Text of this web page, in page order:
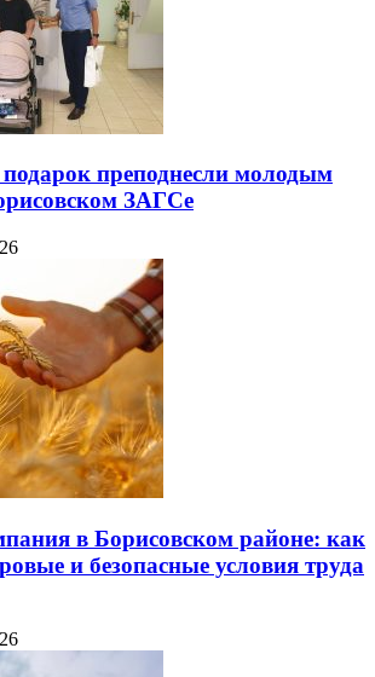
преподнесли молодым
ЗАГСе
в Борисовском районе: как
и безопасные условия труда